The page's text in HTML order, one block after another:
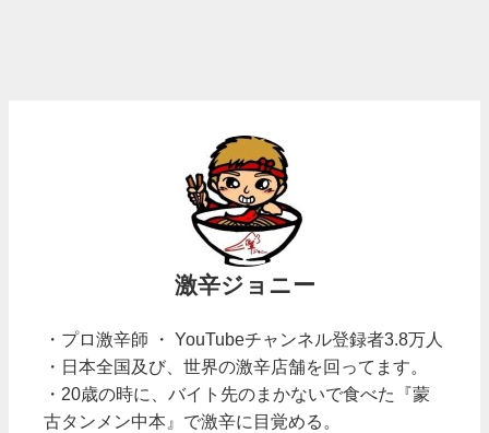
激辛ジョニー
・プロ激辛師 ・ YouTubeチャンネル登録者3.8万人
・日本全国及び、世界の激辛店舗を回ってます。
・20歳の時に、バイト先のまかないで食べた『蒙
古タンメン中本』で激辛に目覚める。